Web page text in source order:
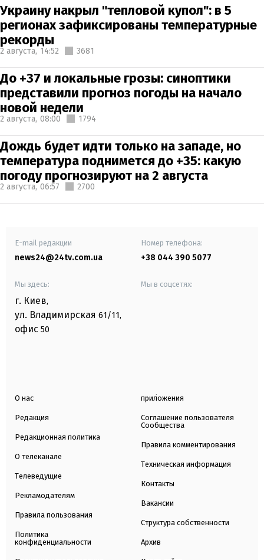
Украину накрыл "тепловой купол": в 5
регионах зафиксированы температурные
рекорды
2 августа, 14:52 3681
До +37 и локальные грозы: синоптики
представили прогноз погоды на начало
новой недели
2 августа, 08:00 1794
Дождь будет идти только на западе, но
температура поднимется до +35: какую
погоду прогнозируют на 2 августа
2 августа, 06:57 2700
E-mail редакции
news24@24tv.com.ua
Номер телефона:
+38 044 390 5077
Мы здесь:
г. Киев,
ул. Владимирская 61/11,
офис 50
Мы в соцсетях:
О нас
Редакция
Редакционная политика
О телеканале
Телеведущие
Рекламодателям
Правила пользования
Политика
конфиденциальности
приложения
Соглашение пользователя
Сообщества
Правила комментирования
Техническая информация
Контакты
Вакансии
Структура собственности
Архив